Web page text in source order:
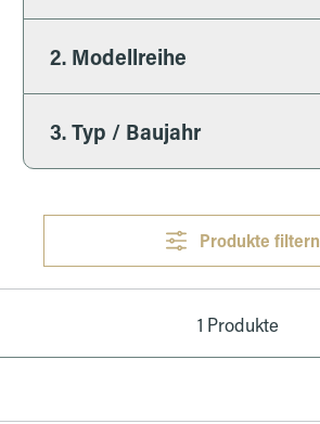
Produkte filtern
1 Produkte